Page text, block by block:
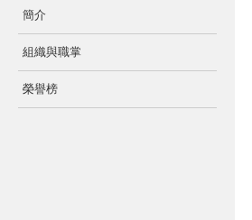
簡介
組織與職掌
榮譽榜